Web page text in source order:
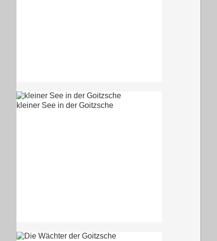
kleiner See in der Goitzsche